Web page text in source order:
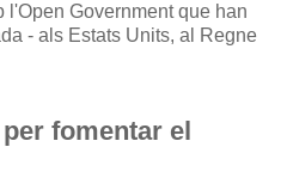
Government que han
- als Estats Units, al Regne
fomentar el